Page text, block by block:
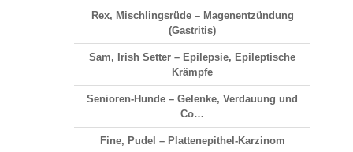
Rex, Mischlingsrüde – Magenentzündung
(Gastritis)
Sam, Irish Setter – Epilepsie, Epileptische
Krämpfe
Senioren-Hunde – Gelenke, Verdauung und
Co…
Fine, Pudel – Plattenepithel-Karzinom